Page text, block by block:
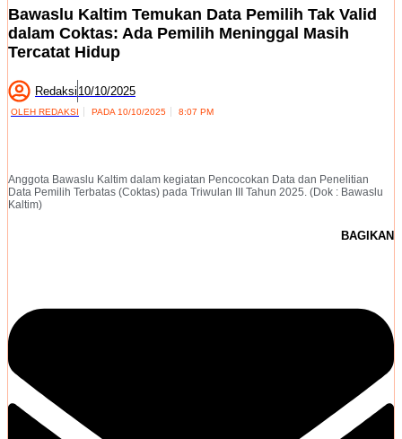
Bawaslu Kaltim Temukan Data Pemilih Tak Valid
dalam Coktas: Ada Pemilih Meninggal Masih
Tercatat Hidup
Redaksi 10/10/2025
OLEH REDAKSI PADA 10/10/2025 8:07 PM
Anggota Bawaslu Kaltim dalam kegiatan Pencocokan Data dan Penelitian
Data Pemilih Terbatas (Coktas) pada Triwulan III Tahun 2025. (Dok : Bawaslu
Kaltim)
BAGIKAN